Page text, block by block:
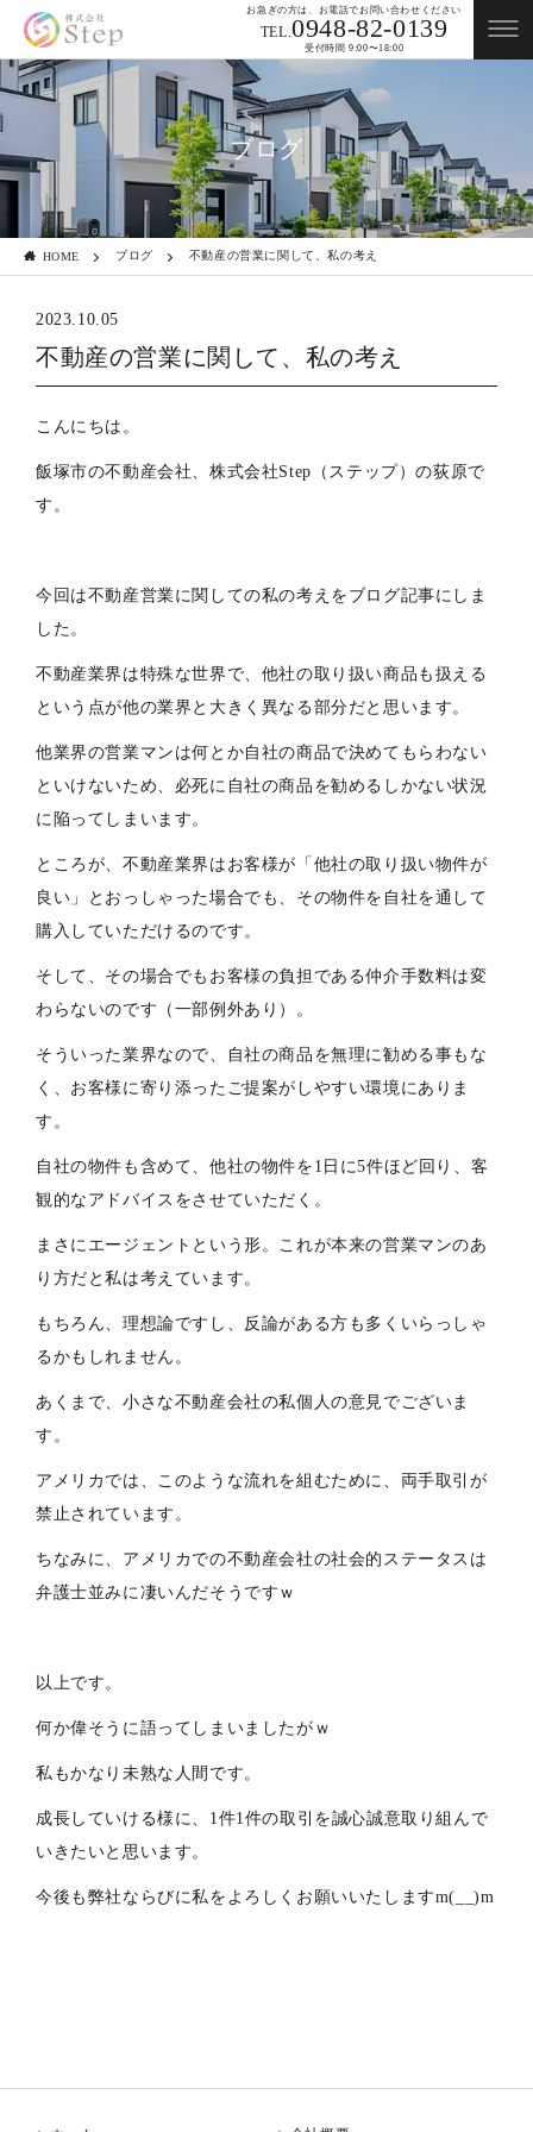
お急ぎの方は、お電話でお問い合わせください
TEL.0948-82-0139
受付時間 9:00〜18:00
ブログ
HOME ブログ 不動産の営業に関して、私の考え
2023.10.05
不動産の営業に関して、私の考え
こんにちは。
飯塚市の不動産会社、株式会社Step（ステップ）の荻原で
す。
今回は不動産営業に関しての私の考えをブログ記事にしま
した。
不動産業界は特殊な世界で、他社の取り扱い商品も扱える
という点が他の業界と大きく異なる部分だと思います。
他業界の営業マンは何とか自社の商品で決めてもらわない
といけないため、必死に自社の商品を勧めるしかない状況
に陥ってしまいます。
ところが、不動産業界はお客様が「他社の取り扱い物件が
良い」とおっしゃった場合でも、その物件を自社を通して
購入していただけるのです。
そして、その場合でもお客様の負担である仲介手数料は変
わらないのです（一部例外あり）。
そういった業界なので、自社の商品を無理に勧める事もな
く、お客様に寄り添ったご提案がしやすい環境にありま
す。
自社の物件も含めて、他社の物件を1日に5件ほど回り、客
観的なアドバイスをさせていただく。
まさにエージェントという形。これが本来の営業マンのあ
り方だと私は考えています。
もちろん、理想論ですし、反論がある方も多くいらっしゃ
るかもしれません。
あくまで、小さな不動産会社の私個人の意見でございま
す。
アメリカでは、このような流れを組むために、両手取引が
禁止されています。
ちなみに、アメリカでの不動産会社の社会的ステータスは
弁護士並みに凄いんだそうですｗ
以上です。
何か偉そうに語ってしまいましたがｗ
私もかなり未熟な人間です。
成長していける様に、1件1件の取引を誠心誠意取り組んで
いきたいと思います。
今後も弊社ならびに私をよろしくお願いいたしますm(__)m